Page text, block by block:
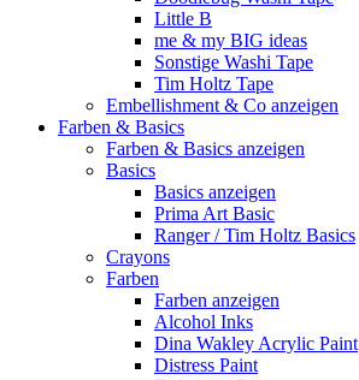
Little B
me & my BIG ideas
Sonstige Washi Tape
Tim Holtz Tape
Embellishment & Co anzeigen
Farben & Basics
Farben & Basics anzeigen
Basics
Basics anzeigen
Prima Art Basic
Ranger / Tim Holtz Basics
Crayons
Farben
Farben anzeigen
Alcohol Inks
Dina Wakley Acrylic Paint
Distress Paint